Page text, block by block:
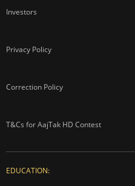
Investors
Privacy Policy
Correction Policy
T&Cs for AajTak HD Contest
EDUCATION: